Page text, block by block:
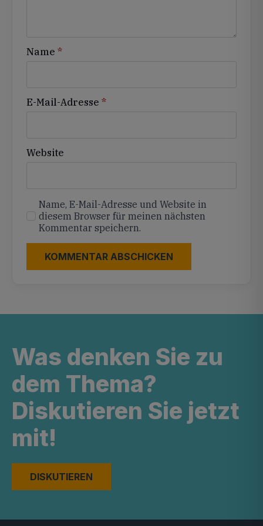
Name *
E-Mail-Adresse *
Website
Name, E-Mail-Adresse und Website in
diesem Browser für meinen nächsten
Kommentar speichern.
Was denken Sie zu
dem Thema?
Diskutieren Sie jetzt
mit!
DISKUTIEREN